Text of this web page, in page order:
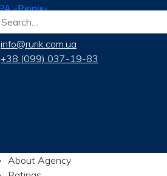
info@rurik.com.ua
+38 (099) 037-19-83
About Agency